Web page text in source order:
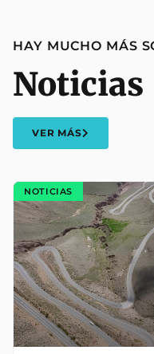
HAY MUCHO MÁS
Noticias
VER MÁS
NOTICIAS